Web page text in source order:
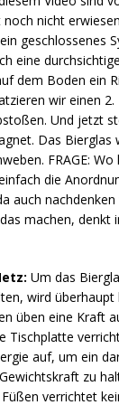
nicht
geschlossenes
eine
dem Boden ein
wir einen 2.
Und jetzt
Das Bierglas
FRAGE:
die
auch
machen, denkt
Um das
wird überhaupt
üben eine Kraft
Tischplatte
auf, um ein
zu
verrichtet